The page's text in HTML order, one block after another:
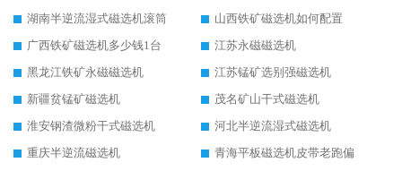
湖南半逆流湿式磁选机滚筒
山西铁矿磁选机如何配置
广西铁矿磁选机多少钱1台
江苏永磁磁选机
黑龙江铁矿永磁磁选机
江苏锰矿选别强磁选机
新疆贫锰矿磁选机
茂名矿山干式磁选机
淮安钢渣微粉干式磁选机
河北半逆流湿式磁选机
重庆半逆流磁选机
青海平板磁选机皮带老跑偏